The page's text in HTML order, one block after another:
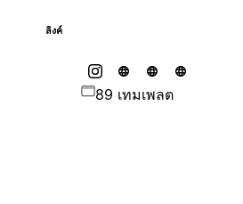
ลิงค์
89 เทมเพลต